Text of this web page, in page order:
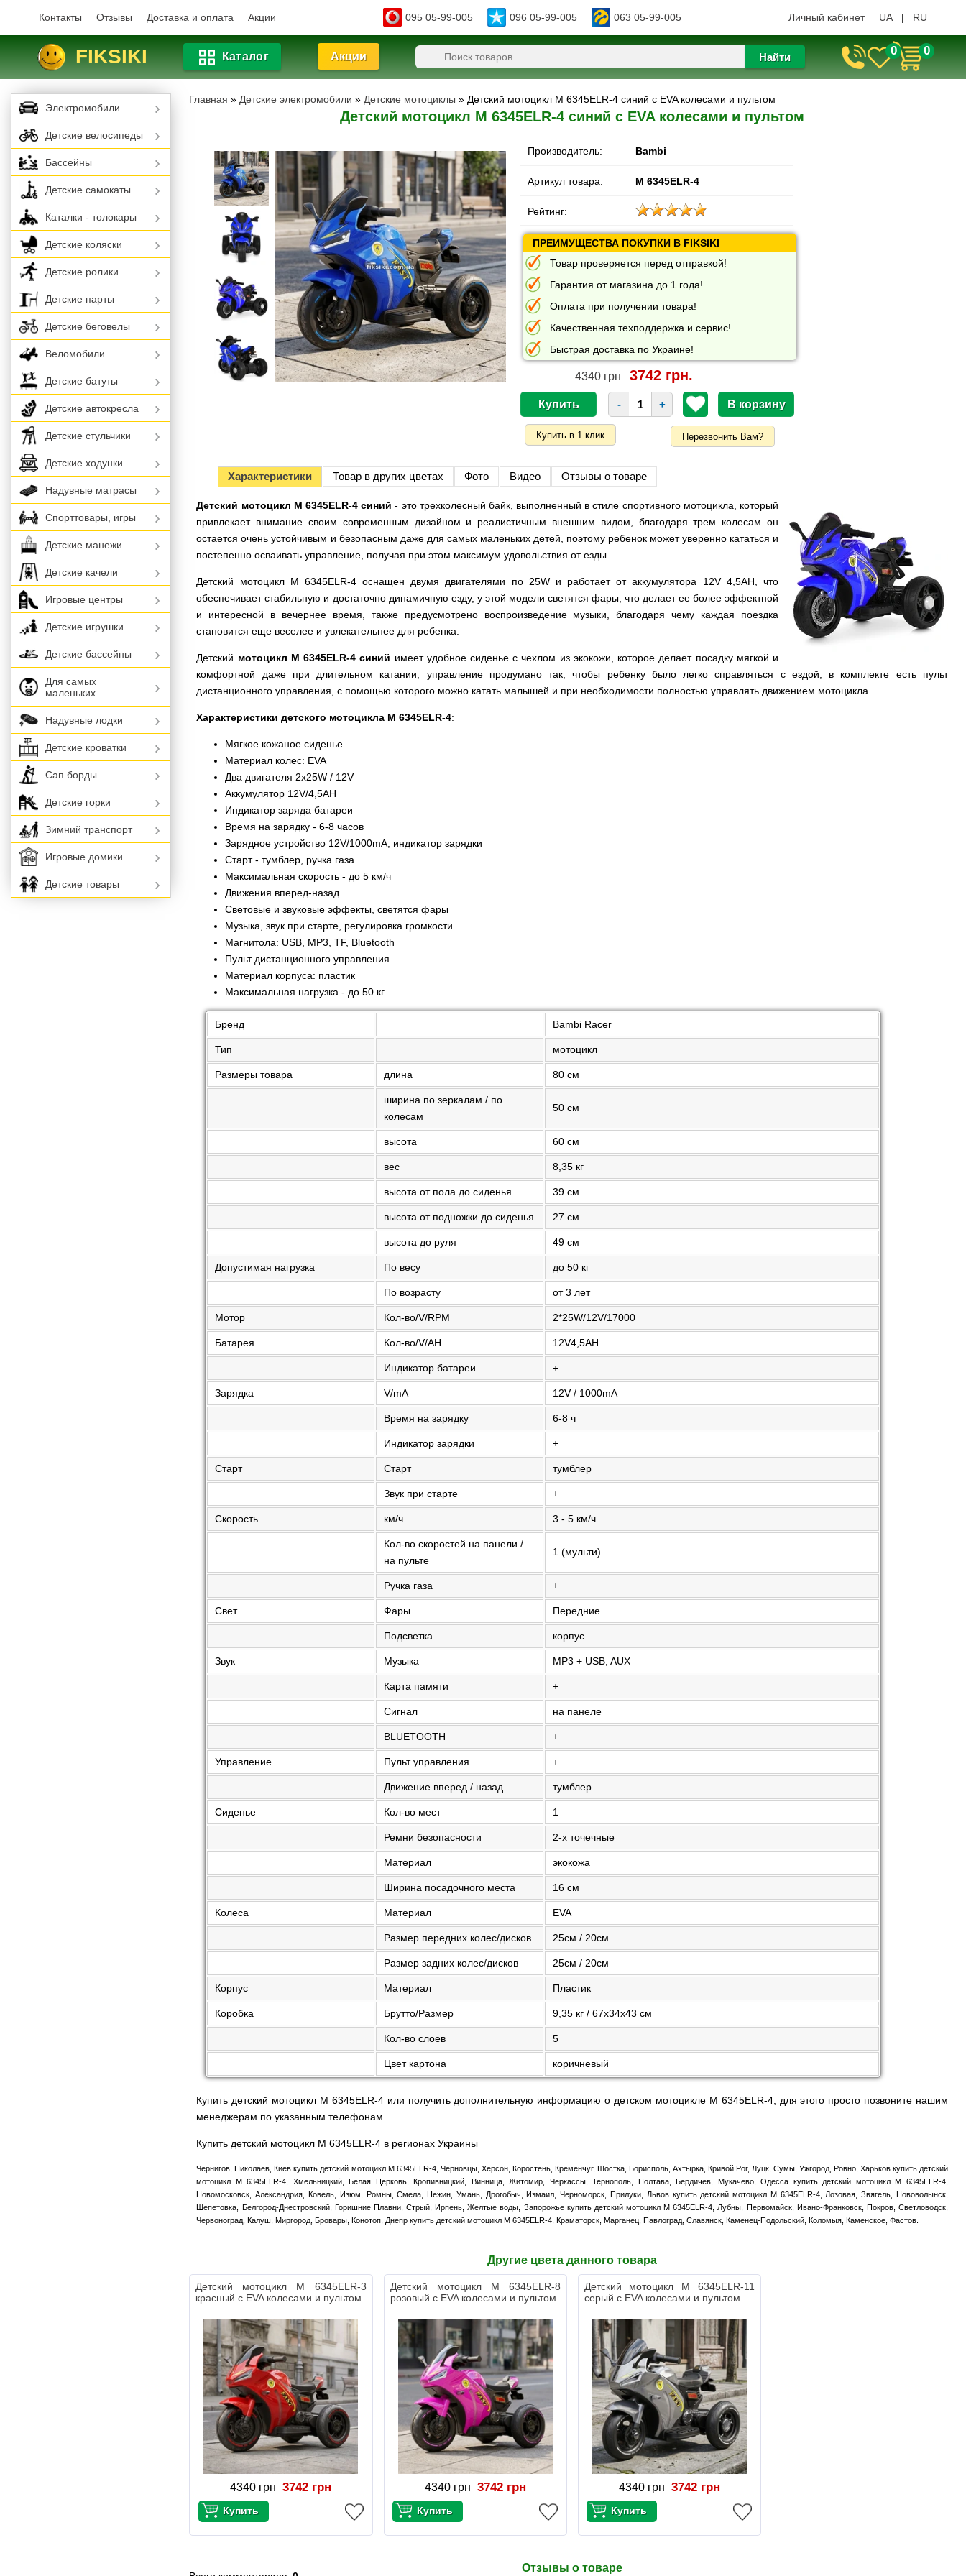
Контакты Отзывы Доставка и оплата Акции 095 05-99-005 096 05-99-005 063 05-99-005 Личный кабинет UA | RU
FIKSIKI Каталог Акции Найти 0 0
Главная » Детские электромобили » Детские мотоциклы » Детский мотоцикл M 6345ELR-4 синий с EVA колесами и пультом
Детский мотоцикл M 6345ELR-4 синий с EVA колесами и пультом
Производитель: Bambi
Артикул товара: M 6345ELR-4
Рейтинг:
ПРЕИМУЩЕСТВА ПОКУПКИ В FIKSIKI
Товар проверяется перед отправкой!
Гарантия от магазина до 1 года!
Оплата при получении товара!
Качественная техподдержка и сервис!
Быстрая доставка по Украине!
4340 грн 3742 грн.
- +
Перезвонить Вам?
Характеристики Товар в других цветах Фото Видео Отзывы о товаре
Детский мотоцикл M 6345ELR-4 синий - это трехколесный байк, выполненный в стиле спортивного мотоцикла, который
привлекает внимание своим современным дизайном и реалистичным внешним видом, благодаря трем колесам он
остается очень устойчивым и безопасным даже для самых маленьких детей, поэтому ребенок может уверенно кататься и
постепенно осваивать управление, получая при этом максимум удовольствия от езды.
Детский мотоцикл M 6345ELR-4 оснащен двумя двигателями по 25W и работает от аккумулятора 12V 4,5AH, что
обеспечивает стабильную и достаточно динамичную езду, у этой модели светятся фары, что делает ее более эффектной
и интересной в вечернее время, также предусмотрено воспроизведение музыки, благодаря чему каждая поездка
становится еще веселее и увлекательнее для ребенка.
Детский мотоцикл M 6345ELR-4 синий имеет удобное сиденье с чехлом из экокожи, которое делает посадку мягкой и
комфортной даже при длительном катании, управление продумано так, чтобы ребенку было легко справляться с ездой, в комплекте есть пульт
дистанционного управления, с помощью которого можно катать малышей и при необходимости полностью управлять движением мотоцикла.
Характеристики детского мотоцикла M 6345ELR-4:
Мягкое кожаное сиденье
Материал колес: EVA
Два двигателя 2х25W / 12V
Аккумулятор 12V/4,5AH
Индикатор заряда батареи
Время на зарядку - 6-8 часов
Зарядное устройство 12V/1000mA, индикатор зарядки
Старт - тумблер, ручка газа
Максимальная скорость - до 5 км/ч
Движения вперед-назад
Световые и звуковые эффекты, светятся фары
Музыка, звук при старте, регулировка громкости
Магнитола: USB, MP3, TF, Bluetooth
Пульт дистанционного управления
Материал корпуса: пластик
Максимальная нагрузка - до 50 кг
Бренд Bambi Racer
Тип мотоцикл
Размеры товара длина 80 см
ширина по зеркалам / по
колесам
50 см
высота 60 см
вес 8,35 кг
высота от пола до сиденья 39 см
высота от подножки до сиденья 27 см
высота до руля 49 см
Допустимая нагрузка По весу до 50 кг
По возрасту от 3 лет
Мотор Кол-во/V/RPM 2*25W/12V/17000
Батарея Кол-во/V/AH 12V4,5AH
Индикатор батареи +
Зарядка V/mA 12V / 1000mA
Время на зарядку 6-8 ч
Индикатор зарядки +
Старт Старт тумблер
Звук при старте +
Скорость км/ч 3 - 5 км/ч
Кол-во скоростей на панели /
на пульте
1 (мульти)
Ручка газа +
Свет Фары Передние
Подсветка корпус
Звук Музыка MP3 + USB, AUX
Карта памяти +
Сигнал на панеле
BLUETOOTH +
Управление Пульт управления +
Движение вперед / назад тумблер
Сиденье Кол-во мест 1
Ремни безопасности 2-х точечные
Материал экокожа
Ширина посадочного места 16 см
Колеса Материал EVA
Размер передних колес/дисков 25см / 20см
Размер задних колес/дисков 25см / 20см
Корпус Материал Пластик
Коробка Брутто/Размер 9,35 кг / 67х34х43 см
Кол-во слоев 5
Цвет картона коричневый
Купить детский мотоцикл M 6345ELR-4 или получить дополнительную информацию о детском мотоцикле M 6345ELR-4, для этого просто позвоните нашим
менеджерам по указанным телефонам.
Купить детский мотоцикл M 6345ELR-4 в регионах Украины
Чернигов, Николаев, Киев купить детский мотоцикл M 6345ELR-4, Черновцы, Херсон, Коростень, Кременчуг, Шостка, Борисполь, Ахтырка, Кривой Рог, Луцк, Сумы, Ужгород, Ровно, Харьков купить детский
мотоцикл M 6345ELR-4, Хмельницкий, Белая Церковь, Кропивницкий, Винница, Житомир, Черкассы, Тернополь, Полтава, Бердичев, Мукачево, Одесса купить детский мотоцикл M 6345ELR-4,
Новомосковск, Александрия, Ковель, Изюм, Ромны, Смела, Нежин, Умань, Дрогобыч, Измаил, Черноморск, Прилуки, Львов купить детский мотоцикл M 6345ELR-4, Лозовая, Звягель, Нововолынск,
Шепетовка, Белгород-Днестровский, Горишние Плавни, Стрый, Ирпень, Желтые воды, Запорожье купить детский мотоцикл M 6345ELR-4, Лубны, Первомайск, Ивано-Франковск, Покров, Светловодск,
Червоноград, Калуш, Миргород, Бровары, Конотоп, Днепр купить детский мотоцикл M 6345ELR-4, Краматорск, Марганец, Павлоград, Славянск, Каменец-Подольский, Коломыя, Каменское, Фастов.
Другие цвета данного товара
Детский мотоцикл M 6345ELR-3
красный с EVA колесами и пультом
4340 грн 3742 грн
Детский мотоцикл M 6345ELR-8
розовый с EVA колесами и пультом
4340 грн 3742 грн
Детский мотоцикл M 6345ELR-11
серый с EVA колесами и пультом
4340 грн 3742 грн
Отзывы о товаре
Электромобили
Детские велосипеды
Бассейны
Детские самокаты
Каталки - толокары
Детские коляски
Детские ролики
Детские парты
Детские беговелы
Веломобили
Детские батуты
Детские автокресла
Детские стульчики
Детские ходунки
Надувные матрасы
Спорттовары, игры
Детские манежи
Детские качели
Игровые центры
Детские игрушки
Детские бассейны
Для самых
маленьких
Надувные лодки
Детские кроватки
Сап борды
Детские горки
Зимний транспорт
Игровые домики
Детские товары